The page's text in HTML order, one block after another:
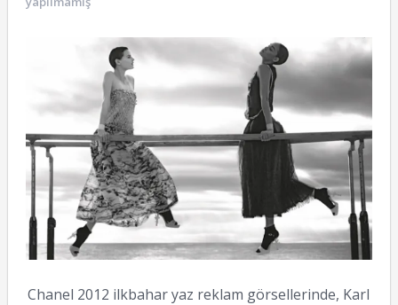
Chanel 2012 ilkbahar yaz reklam görsellerinde, Karl